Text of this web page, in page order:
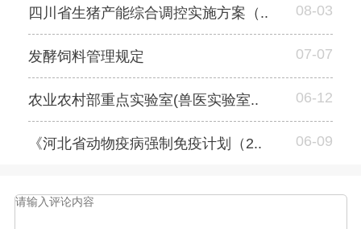
四川省生猪产能综合调控实施方案（.. 08-03
发酵饲料管理规定 07-07
农业农村部重点实验室(兽医实验室.. 06-12
《河北省动物疫病强制免疫计划（2.. 06-09